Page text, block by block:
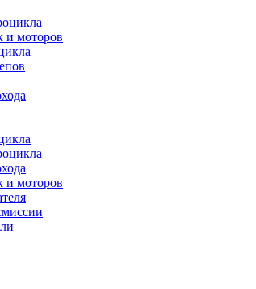
и моторов
и моторов